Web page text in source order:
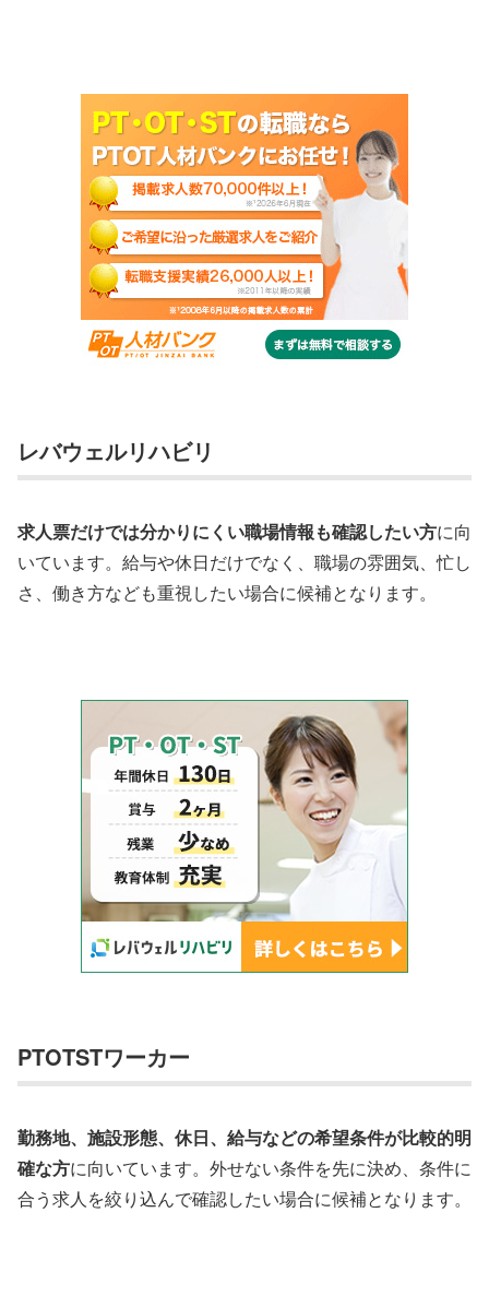
レバウェルリハビリ
求人票だけでは分かりにくい職場情報も確認したい方に向
いています。給与や休日だけでなく、職場の雰囲気、忙し
さ、働き方なども重視したい場合に候補となります。
PTOTSTワーカー
勤務地、施設形態、休日、給与などの希望条件が比較的明
確な方に向いています。外せない条件を先に決め、条件に
合う求人を絞り込んで確認したい場合に候補となります。